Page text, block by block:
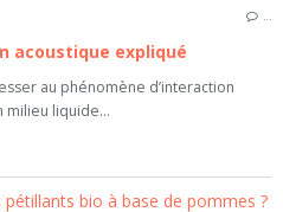
…
acoustique expliqué
au phénomène d’interaction
milieu liquide...